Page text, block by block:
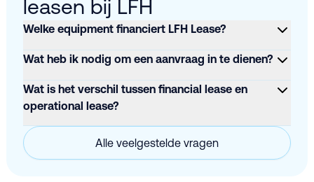
leasen bij LFH
Welke equipment financiert LFH Lease?
Wat heb ik nodig om een aanvraag in te dienen?
Wat is het verschil tussen financial lease en
operational lease?
Alle veelgestelde vragen